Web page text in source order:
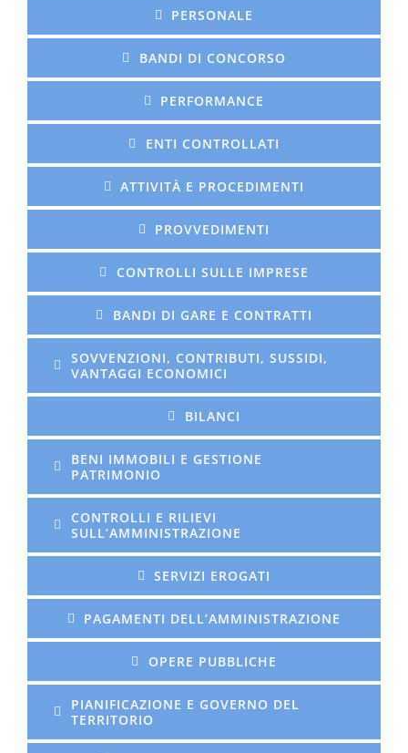
PERSONALE
BANDI DI CONCORSO
PERFORMANCE
ENTI CONTROLLATI
ATTIVITÀ E PROCEDIMENTI
PROVVEDIMENTI
CONTROLLI SULLE IMPRESE
BANDI DI GARE E CONTRATTI
SOVVENZIONI, CONTRIBUTI, SUSSIDI,
VANTAGGI ECONOMICI
BILANCI
BENI IMMOBILI E GESTIONE
PATRIMONIO
CONTROLLI E RILIEVI
SULL’AMMINISTRAZIONE
SERVIZI EROGATI
PAGAMENTI DELL’AMMINISTRAZIONE
OPERE PUBBLICHE
PIANIFICAZIONE E GOVERNO DEL
TERRITORIO